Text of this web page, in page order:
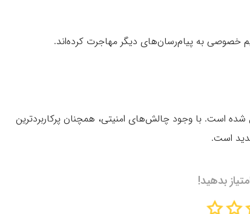
خصوصی به پیام‌رسان‌های دیگر مهاجرت کرده‌اند.
شده است. با وجود چالش‌های امنیتی، همچنان پرکاربردترین
است.
بدهید!